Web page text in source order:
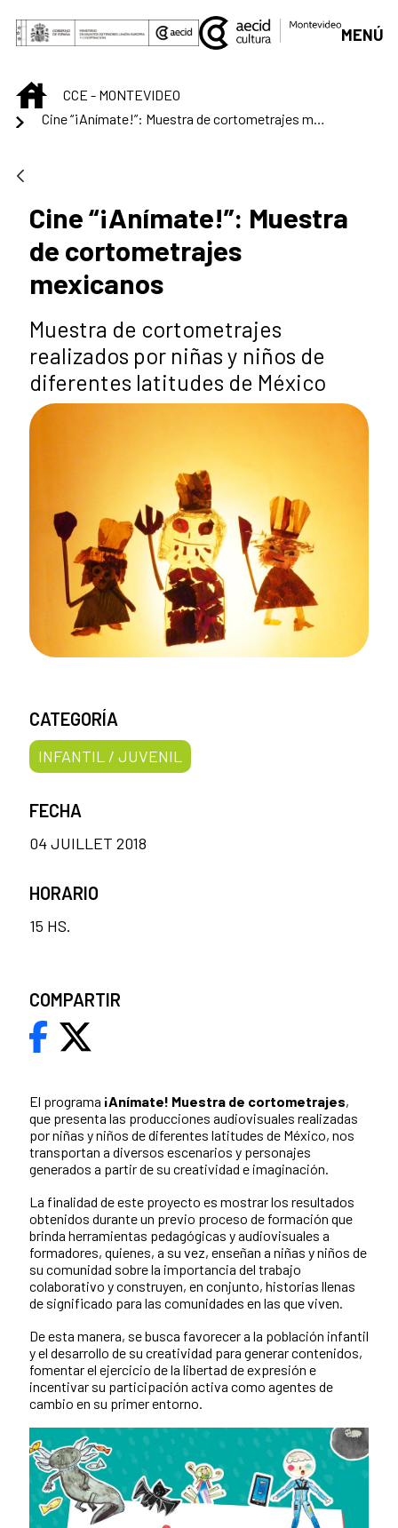
Saut au contenu principal
MENÚ
INICIOCCE - MONTEVIDEO
Cine “¡Anímate!”: Muestra de cortometrajes mexicanos
Cine “¡Anímate!”: Muestra
de cortometrajes
mexicanos
Muestra de cortometrajes
realizados por niñas y niños de
diferentes latitudes de México
El programa ¡Anímate! Muestra de cortometrajes,
que presenta las producciones audiovisuales realizadas
por niñas y niños de diferentes latitudes de México, nos
transportan a diversos escenarios y personajes
generados a partir de su creatividad e imaginación.
La finalidad de este proyecto es mostrar los resultados
obtenidos durante un previo proceso de formación que
brinda herramientas pedagógicas y audiovisuales a
formadores, quienes, a su vez, enseñan a niñas y niños de
su comunidad sobre la importancia del trabajo
colaborativo y construyen, en conjunto, historias llenas
de significado para las comunidades en las que viven.
De esta manera, se busca favorecer a la población infantil
y el desarrollo de su creatividad para generar contenidos,
fomentar el ejercicio de la libertad de expresión e
incentivar su participación activa como agentes de
cambio en su primer entorno.
CATEGORÍA
INFANTIL / JUVENIL
FECHA
04 JUILLET 2018
HORARIO
15 HS.
COMPARTIR